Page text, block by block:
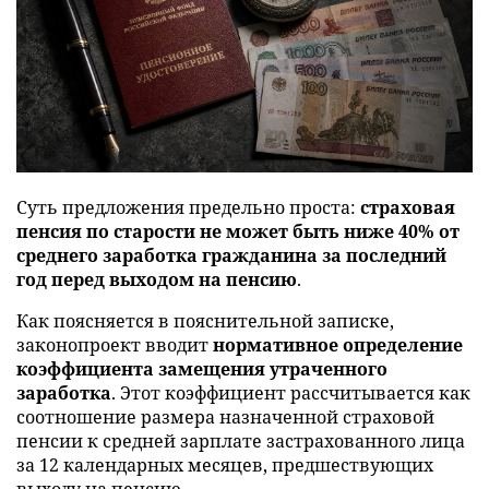
Суть предложения предельно проста: страховая
пенсия по старости не может быть ниже 40% от
среднего заработка гражданина за последний
год перед выходом на пенсию.
Как поясняется в пояснительной записке,
законопроект вводитнормативное определение
коэффициента замещения утраченного
заработка. Этот коэффициент рассчитывается как
соотношение размера назначенной страховой
пенсии к средней зарплате застрахованного лица
за 12 календарных месяцев, предшествующих